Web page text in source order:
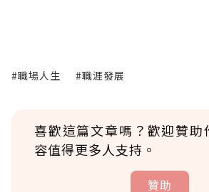
#職場人生 #職涯發展
喜歡這篇文章嗎？歡迎贊助
容值得更多人支持。
贊助